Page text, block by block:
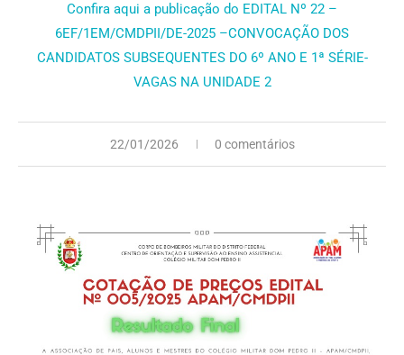
Confira aqui a publicação do EDITAL Nº 22 –
6EF/1EM/CMDPII/DE-2025 –CONVOCAÇÃO DOS
CANDIDATOS SUBSEQUENTES DO 6º ANO E 1ª SÉRIE-
VAGAS NA UNIDADE 2
22/01/2026 0 comentários